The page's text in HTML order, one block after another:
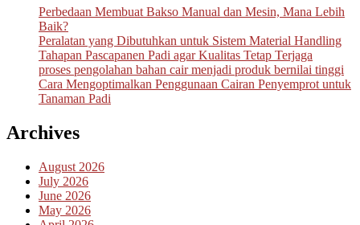
Perbedaan Membuat Bakso Manual dan Mesin, Mana Lebih
Baik?
Peralatan yang Dibutuhkan untuk Sistem Material Handling
Tahapan Pascapanen Padi agar Kualitas Tetap Terjaga
proses pengolahan bahan cair menjadi produk bernilai tinggi
Cara Mengoptimalkan Penggunaan Cairan Penyemprot untuk
Tanaman Padi
Archives
August 2026
July 2026
June 2026
May 2026